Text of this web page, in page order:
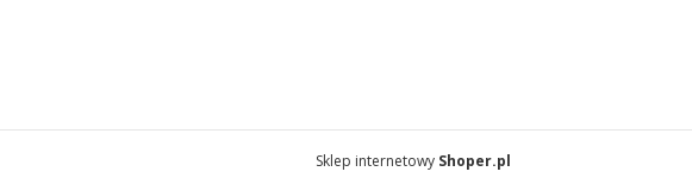
Sklep internetowy Shoper.pl